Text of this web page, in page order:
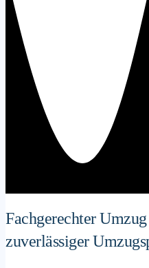
Fachgerechter
zuverlässiger